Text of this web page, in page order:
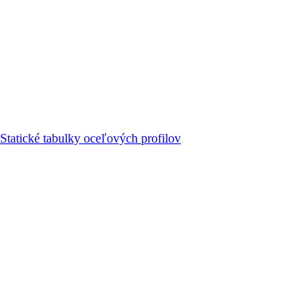
Statické tabulky oceľových profilov